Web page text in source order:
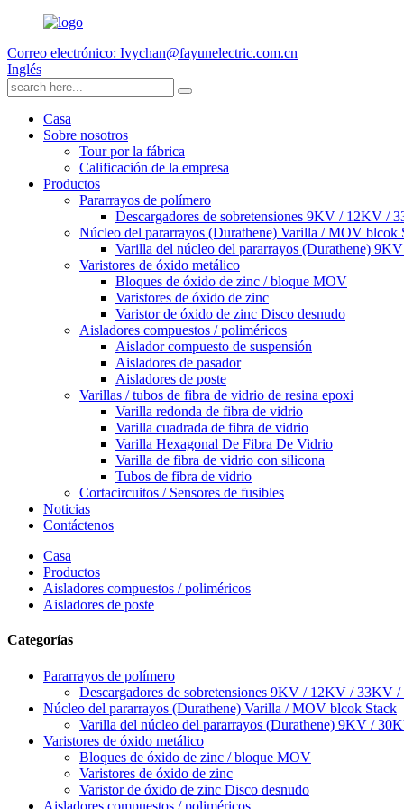
Correo electrónico: Ivychan@fayunelectric.com.cn
Inglés
Casa
Sobre nosotros
Tour por la fábrica
Calificación de la empresa
Productos
Pararrayos de polímero
Descargadores de sobretensiones 9KV / 12KV /
Núcleo del pararrayos (Durathene) Varilla / MOV blcok
Varilla del núcleo del pararrayos (Durathene)
Varistores de óxido metálico
Bloques de óxido de zinc / bloque MOV
Varistores de óxido de zinc
Varistor de óxido de zinc Disco desnudo
Aisladores compuestos / poliméricos
Aislador compuesto de suspensión
Aisladores de pasador
Aisladores de poste
Varillas / tubos de fibra de vidrio de resina epoxi
Varilla redonda de fibra de vidrio
Varilla cuadrada de fibra de vidrio
Varilla Hexagonal De Fibra De Vidrio
Varilla de fibra de vidrio con silicona
Tubos de fibra de vidrio
Cortacircuitos / Sensores de fusibles
Noticias
Contáctenos
Casa
Productos
Aisladores compuestos / poliméricos
Aisladores de poste
Categorías
Pararrayos de polímero
Descargadores de sobretensiones 9KV / 12KV / 33KV
Núcleo del pararrayos (Durathene) Varilla / MOV blcok Stack
Varilla del núcleo del pararrayos (Durathene) 9KV /
Varistores de óxido metálico
Bloques de óxido de zinc / bloque MOV
Varistores de óxido de zinc
Varistor de óxido de zinc Disco desnudo
Aisladores compuestos / poliméricos